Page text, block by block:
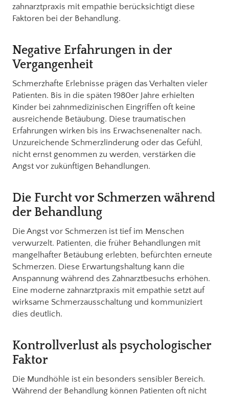
zahnarztpraxis mit empathie berücksichtigt diese
Faktoren bei der Behandlung.
Negative Erfahrungen in der
Vergangenheit
Schmerzhafte Erlebnisse prägen das Verhalten vieler
Patienten. Bis in die späten 1980er Jahre erhielten
Kinder bei zahnmedizinischen Eingriffen oft keine
ausreichende Betäubung. Diese traumatischen
Erfahrungen wirken bis ins Erwachsenenalter nach.
Unzureichende Schmerzlinderung oder das Gefühl,
nicht ernst genommen zu werden, verstärken die
Angst vor zukünftigen Behandlungen.
Die Furcht vor Schmerzen während
der Behandlung
Die Angst vor Schmerzen ist tief im Menschen
verwurzelt. Patienten, die früher Behandlungen mit
mangelhafter Betäubung erlebten, befürchten erneute
Schmerzen. Diese Erwartungshaltung kann die
Anspannung während des Zahnarztbesuchs erhöhen.
Eine moderne zahnarztpraxis mit empathie setzt auf
wirksame Schmerzausschaltung und kommuniziert
dies deutlich.
Kontrollverlust als psychologischer
Faktor
Die Mundhöhle ist ein besonders sensibler Bereich.
Während der Behandlung können Patienten oft nicht